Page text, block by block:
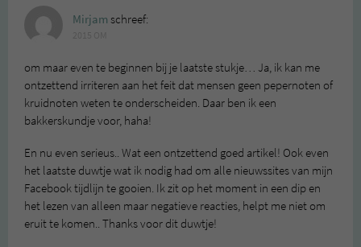
Mirjam schreef:
om maar even te beginnen bij je laatste stukje… Ja, ik kan me
ontzettend irriteren aan het feit dat mensen geen pepernoten of
kruidnoten weten te onderscheiden. Daar ben ik een
bakkerskundje voor, haha!
En nu even serieus.. Wat een ontzettend goed artikel! Ook even
het laatste duwtje wat ik nodig had om alle nieuwssites van mijn
Facebook tijdlijn te gooien. Ik zit op het moment in een dip en
het lezen van alleen maar negatieve reacties, helpt me niet om
eruit te komen.. Thanks voor dit duwtje!